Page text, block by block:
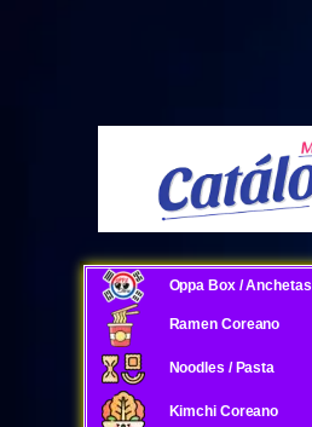
Oppa Box / Anchetas
Ramen Coreano
Noodles / Pasta
Kimchi Coreano